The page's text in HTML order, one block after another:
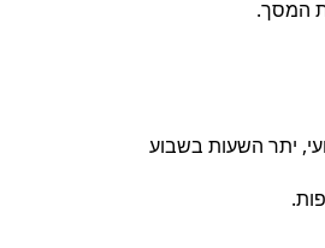
המסך.
יתר השעות בשבוע